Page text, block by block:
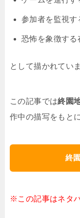
参加者を監視す
恐怖を象徴する
として描かれてい
この記事では終園
作中の描写をもと
終
※この記事はネタ